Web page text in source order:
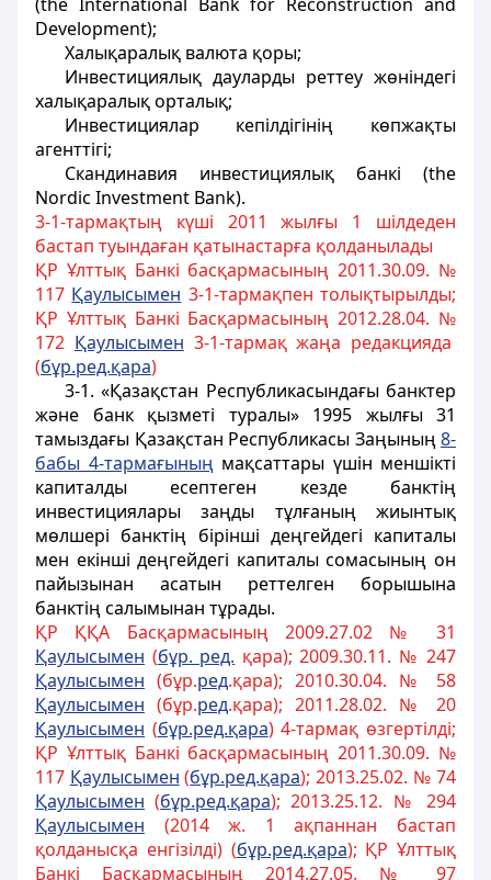
Development);
Халықаралық валюта қоры;
Инвестициялық дауларды реттеу жөніндегі
халықаралық орталық;
Инвестициялар кепілдігінің көпжақты
агенттігі;
Скандинавия инвестициялық банкі (the
Nordic Investment Bank).
3-1-тармақтың күші 2011 жылғы 1 шілдеден
бастап туындаған қатынастарға қолданылады
ҚР Ұлттық Банкі басқармасының 2011.30.09. №
117 Қаулысымен 3-1-тармақпен толықтырылды;
ҚР Ұлттық Банкі Басқармасының 2012.28.04. №
172 Қаулысымен 3-1-тармақ жаңа редакцияда
(бұр.ред.қара)
3-1. «Қазақстан Республикасындағы банктер
және банк қызметі туралы» 1995 жылғы 31
тамыздағы Қазақстан Республикасы Заңының8-
бабы 4-тармағының мақсаттары үшін меншікті
капиталды есептеген кезде банктің
инвестициялары заңды тұлғаның жиынтық
мөлшері банктің бірінші деңгейдегі капиталы
мен екінші деңгейдегі капиталы сомасының он
пайызынан асатын реттелген борышына
банктің салымынан тұрады.
ҚР ҚҚА Басқармасының 2009.27.02 № 31
Қаулысымен (бұр. ред. қара); 2009.30.11. № 247
Қаулысымен (бұр.ред.қара); 2010.30.04. № 58
Қаулысымен (бұр.ред.қара); 2011.28.02. № 20
Қаулысымен (бұр.ред.қара) 4-тармақ өзгертілді;
ҚР Ұлттық Банкі басқармасының 2011.30.09. №
117 Қаулысымен (бұр.ред.қара); 2013.25.02. № 74
Қаулысымен (бұр.ред.қара); 2013.25.12. № 294
Қаулысымен (2014 ж. 1 ақпаннан бастап
қолданысқа енгізілді) (бұр.ред.қара); ҚР Ұлттық
Банкі Басқармасының 2014.27.05. № 97